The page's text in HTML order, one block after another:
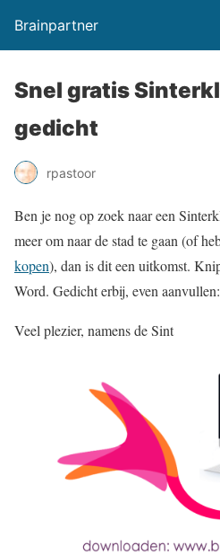
Brainpartner
Snel gratis
gedicht
rpastoor
Ben je nog op zoek naar een
meer om naar de stad te gaan (of
kopen), dan is dit een uitkomst.
Word. Gedicht erbij, even
Veel plezier, namens de Sint